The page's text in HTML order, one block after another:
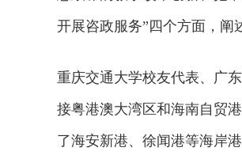
开展咨政服务”四个方面，阐
重庆交通大学校友代表、广
接粤港澳大湾区和海南自贸
了海安新港、徐闻港等海岸